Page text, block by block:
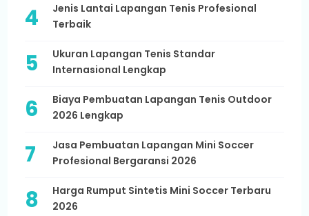
Jenis Lantai Lapangan Tenis Profesional
Terbaik
Ukuran Lapangan Tenis Standar
Internasional Lengkap
Biaya Pembuatan Lapangan Tenis Outdoor
2026 Lengkap
Jasa Pembuatan Lapangan Mini Soccer
Profesional Bergaransi 2026
Harga Rumput Sintetis Mini Soccer Terbaru
2026